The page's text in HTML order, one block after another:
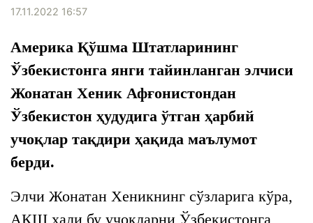
17.11.2022 16:57
Америка Қўшма Штатларининг
Ўзбекистонга янги тайинланган элчиси
Жонатан Хеник Афғонистондан
Ўзбекистон ҳудудига ўтган ҳарбий
учоқлар тақдири ҳақида маълумот
берди.
Элчи Жонатан Хеникнинг сўзларига кўра,
АҚШ ҳали бу учоқларни Ўзбекистонга